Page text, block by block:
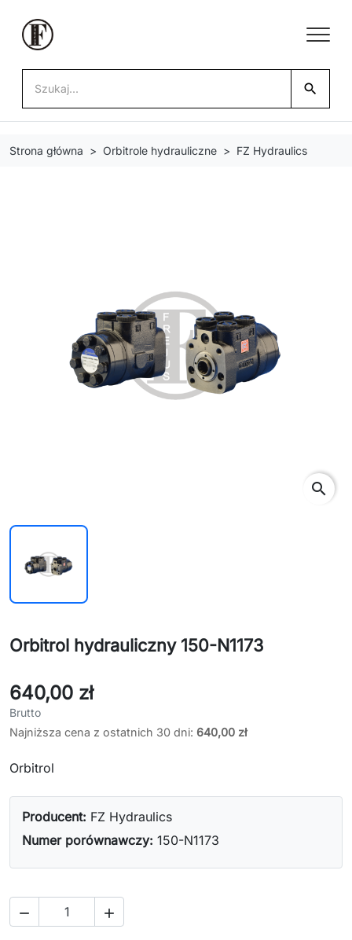
search
Strona główna Orbitrole hydrauliczne FZ Hydraulics
search
Orbitrol hydrauliczny 150-N1173
640,00 zł
Brutto
Najniższa cena z ostatnich 30 dni: 640,00 zł
Orbitrol
Producent: FZ Hydraulics
Numer porównawczy: 150-N1173
 